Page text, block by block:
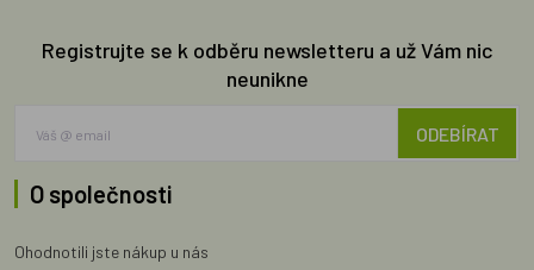
Registrujte se k odběru newsletteru a už Vám nic
neunikne
ODEBÍRAT
O společnosti
Ohodnotili jste nákup u nás